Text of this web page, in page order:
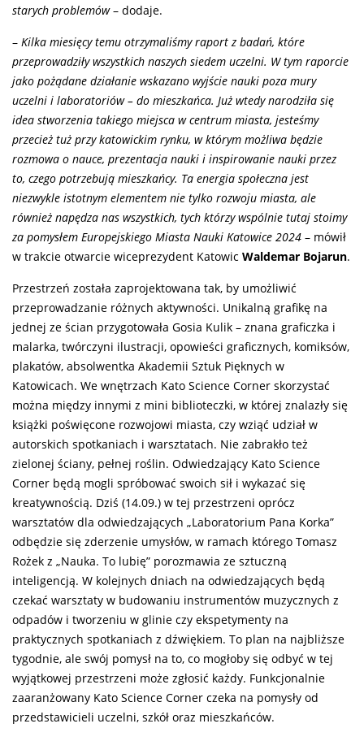
starych problemów– dodaje.
– Kilka miesięcy temu otrzymaliśmy raport z badań, które
przeprowadziły wszystkich naszych siedem uczelni. W tym raporcie
jako pożądane działanie wskazano wyjście nauki poza mury
uczelni i laboratoriów – do mieszkańca. Już wtedy narodziła się
idea stworzenia takiego miejsca w centrum miasta, jesteśmy
przecież tuż przy katowickim rynku, w którym możliwa będzie
rozmowa o nauce, prezentacja nauki i inspirowanie nauki przez
to, czego potrzebują mieszkańcy. Ta energia społeczna jest
niezwykle istotnym elementem nie tylko rozwoju miasta, ale
również napędza nas wszystkich, tych którzy wspólnie tutaj stoimy
za pomysłem Europejskiego Miasta Nauki Katowice 2024 – mówił
w trakcie otwarcie wiceprezydent Katowic Waldemar Bojarun.
Przestrzeń została zaprojektowana tak, by umożliwić
przeprowadzanie różnych aktywności. Unikalną grafikę na
jednej ze ścian przygotowała Gosia Kulik – znana graficzka i
malarka, twórczyni ilustracji, opowieści graficznych, komiksów,
plakatów, absolwentka Akademii Sztuk Pięknych w
Katowicach. We wnętrzach Kato Science Corner skorzystać
można między innymi z mini biblioteczki, w której znalazły się
książki poświęcone rozwojowi miasta, czy wziąć udział w
autorskich spotkaniach i warsztatach. Nie zabrakło też
zielonej ściany, pełnej roślin. Odwiedzający Kato Science
Corner będą mogli spróbować swoich sił i wykazać się
kreatywnością. Dziś (14.09.) w tej przestrzeni oprócz
warsztatów dla odwiedzających „Laboratorium Pana Korka”
odbędzie się zderzenie umysłów, w ramach którego Tomasz
Rożek z „Nauka. To lubię” porozmawia ze sztuczną
inteligencją. W kolejnych dniach na odwiedzających będą
czekać warsztaty w budowaniu instrumentów muzycznych z
odpadów i tworzeniu w glinie czy ekspetymenty na
praktycznych spotkaniach z dźwiękiem. To plan na najbliższe
tygodnie, ale swój pomysł na to, co mogłoby się odbyć w tej
wyjątkowej przestrzeni może zgłosić każdy. Funkcjonalnie
zaaranżowany Kato Science Corner czeka na pomysły od
przedstawicieli uczelni, szkół oraz mieszkańców.